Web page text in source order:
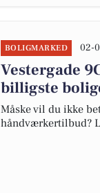
BOLIGMARKED 02-
Vestergade
billigste
Måske vil du ikke
håndværkertilbud?